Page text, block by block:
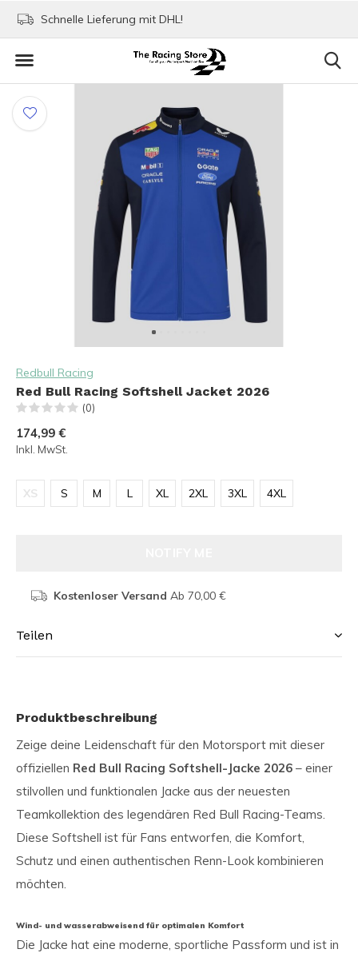
Schnelle Lieferung mit DHL!
Redbull Racing
Red Bull Racing Softshell Jacket 2026
(0)
174,99 €
Inkl. MwSt.
XS S M L XL 2XL 3XL 4XL
Kostenloser Versand Ab 70,00 €
Teilen
Produktbeschreibung
Zeige deine Leidenschaft für den Motorsport mit dieser
offiziellen Red Bull Racing Softshell-Jacke 2026 – einer
stilvollen und funktionalen Jacke aus der neuesten
Teamkollektion des legendären Red Bull Racing-Teams.
Diese Softshell ist für Fans entworfen, die Komfort,
Schutz und einen authentischen Renn-Look kombinieren
möchten.
Wind- und wasserabweisend für optimalen Komfort
Die Jacke hat eine moderne, sportliche Passform und ist in